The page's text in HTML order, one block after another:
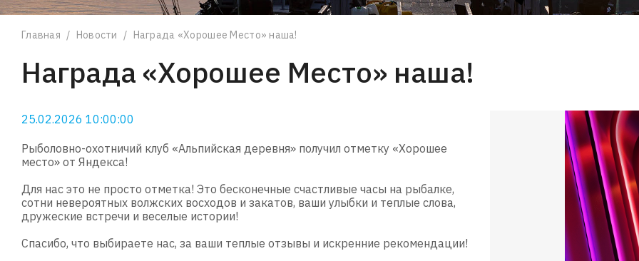
Главная / Новости / Награда «Хорошее Место» наша!
Награда «Хорошее Место» наша!
25.02.2026 10:00:00
Рыболовно-охотничий клуб «Альпийская деревня» получил отметку «Хорошее
место» от Яндекса!
Для нас это не просто отметка! Это бесконечные счастливые часы на рыбалке,
сотни невероятных волжских восходов и закатов, ваши улыбки и теплые слова,
дружеские встречи и веселые истории!
Спасибо, что выбираете нас, за ваши теплые отзывы и искренние рекомендации!Что вы ищете?